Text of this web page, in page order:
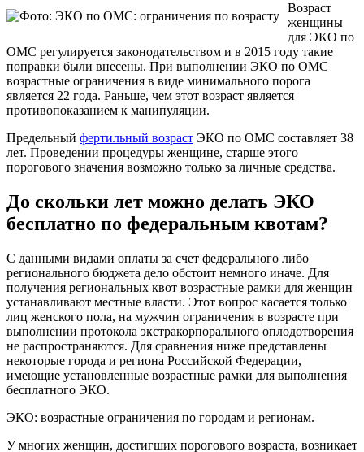
Возраст
женщины
для ЭКО по
ОМС регулируется законодательством и в 2015 году такие
поправки были внесены. При выполнении ЭКО по ОМС
возрастные ограничения в виде минимального порога
является 22 года. Раньше, чем этот возраст является
противопоказанием к манипуляции.
Предельный фертильный возраст ЭКО по ОМС составляет 38
лет. Проведении процедуры женщине, старше этого
порогового значения возможно только за личные средства.
До скольки лет можно делать ЭКО
бесплатно по федеральным квотам?
С данными видами оплаты за счет федерального либо
регионального бюджета дело обстоит немного иначе. Для
получения региональных квот возрастные рамки для женщин
устанавливают местные власти. Этот вопрос касается только
лиц женского пола, на мужчин ограничения в возрасте при
выполнении протокола экстракорпорального оплодотворения
не распространяются. Для сравнения ниже представлены
некоторые города и региона Российской Федерации,
имеющие установленные возрастные рамки для выполнения
бесплатного ЭКО.
ЭКО: возрастные ограничения по городам и регионам.
У многих женщин, достигших порогового возраста, возникает